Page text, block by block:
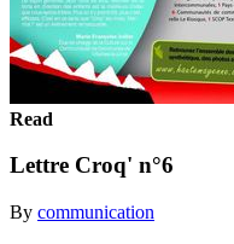
Read
Lettre Croq' n°6
By communication